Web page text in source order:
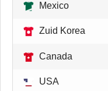
Mexico
Zuid Korea
Canada
USA